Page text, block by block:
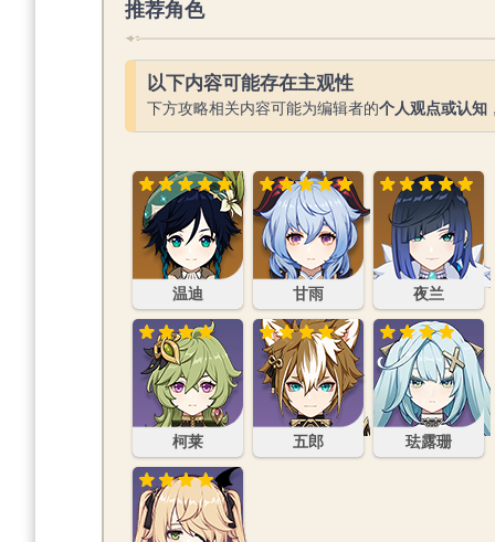
推荐角色
以下内容可能存在主观性
下方攻略相关内容可能为编辑者的个人观点或认知
温迪
温迪
甘雨
甘雨
夜兰
夜兰
柯莱
柯莱
五郎
五郎
珐露珊
珐露珊
菲谢尔